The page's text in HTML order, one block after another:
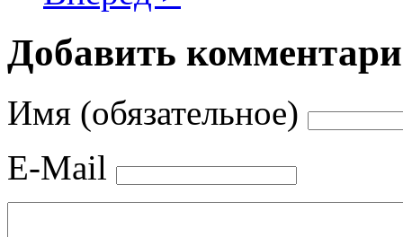
Добавить
Имя (обязательное)
E-Mail